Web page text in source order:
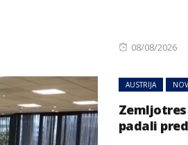
Posted
08/08/2026
AUSTRIJA
padali